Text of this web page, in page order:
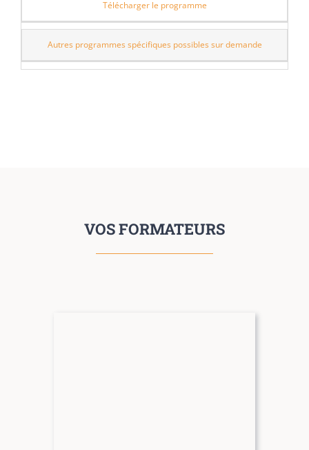
Télécharger le programme
Autres programmes spécifiques possibles sur demande
VOS FORMATEURS